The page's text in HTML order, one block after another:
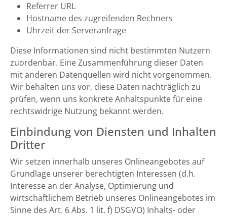
Referrer URL
Hostname des zugreifenden Rechners
Uhrzeit der Serveranfrage
Diese Informationen sind nicht bestimmten Nutzern
zuordenbar. Eine Zusammenführung dieser Daten
mit anderen Datenquellen wird nicht vorgenommen.
Wir behalten uns vor, diese Daten nachträglich zu
prüfen, wenn uns konkrete Anhaltspunkte für eine
rechtswidrige Nutzung bekannt werden.
Einbindung von Diensten und Inhalten
Dritter
Wir setzen innerhalb unseres Onlineangebotes auf
Grundlage unserer berechtigten Interessen (d.h.
Interesse an der Analyse, Optimierung und
wirtschaftlichem Betrieb unseres Onlineangebotes im
Sinne des Art. 6 Abs. 1 lit. f) DSGVO) Inhalts- oder